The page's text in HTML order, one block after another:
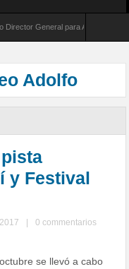
General para América Latina
Adolfo
y Festival
0 commentarios
se llevó a cabo